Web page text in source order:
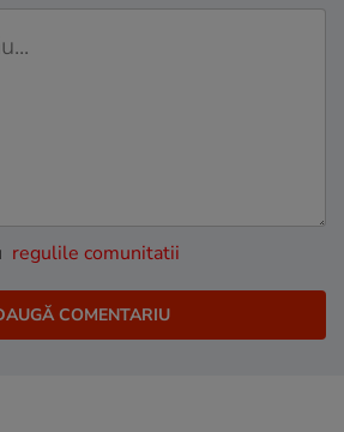
regulile comunitatii